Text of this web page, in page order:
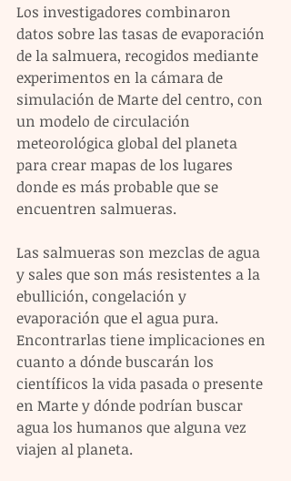
Los investigadores combinaron
datos sobre las tasas de evaporación
de la salmuera, recogidos mediante
experimentos en la cámara de
simulación de Marte del centro, con
un modelo de circulación
meteorológica global del planeta
para crear mapas de los lugares
donde es más probable que se
encuentren salmueras.
Las salmueras son mezclas de agua
y sales que son más resistentes a la
ebullición, congelación y
evaporación que el agua pura.
Encontrarlas tiene implicaciones en
cuanto a dónde buscarán los
científicos la vida pasada o presente
en Marte y dónde podrían buscar
agua los humanos que alguna vez
viajen al planeta.